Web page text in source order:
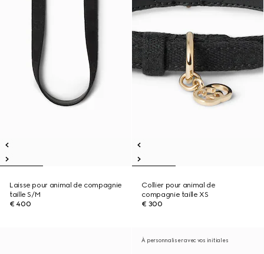
Laisse pour animal de compagnie
taille S/M
€ 400
Collier pour animal de
compagnie taille XS
€ 300
À personnaliser avec vos initiales